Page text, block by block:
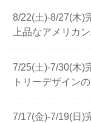
8/22(土)-8/27(木)
上品なアメリカ
7/25(土)-7/30(木)
トリーデザイン
7/17(金)-7/19(日)